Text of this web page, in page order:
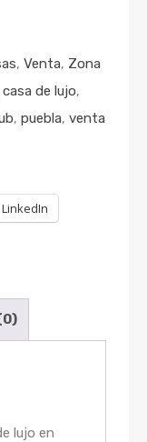
, Venta, Zona
casa de lujo,
, puebla, venta
LinkedIn
lujo en